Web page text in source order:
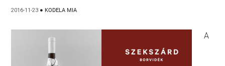
2016-11-23 ● KODELA MIA
A